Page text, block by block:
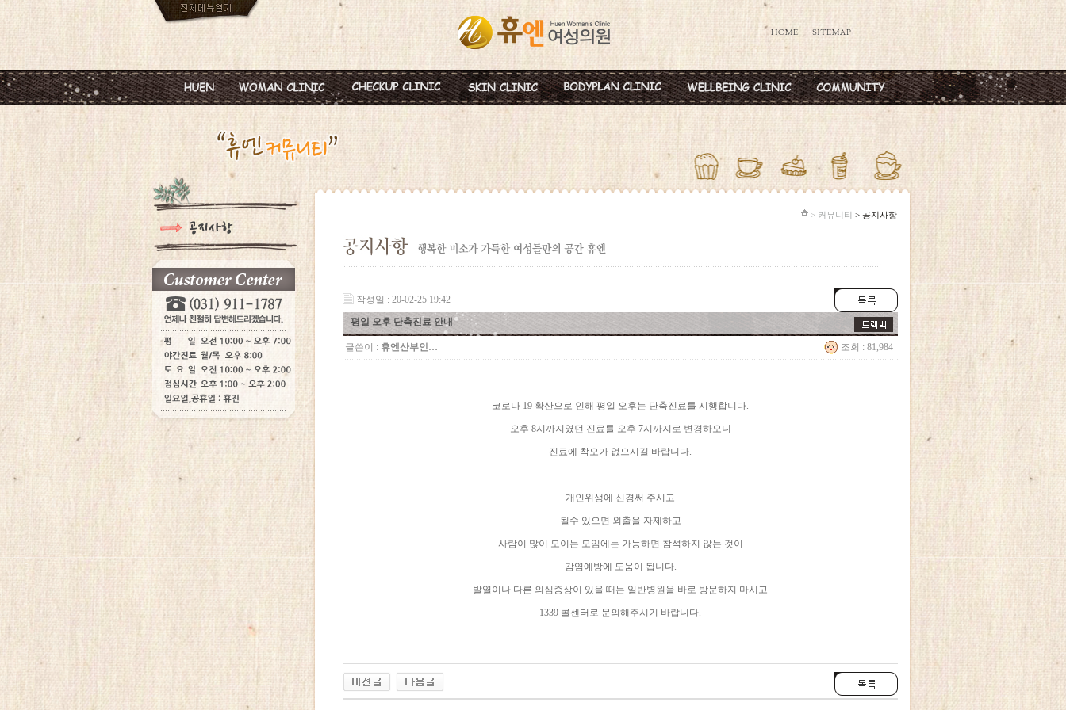
진료안내
병원둘러보기
찾아오시는길
피임
월경이상
갱년기 및 폐경
여성성형
혈액종합검진
미혼여성검진
초기임신검진
레스틸렌
비만약물요법
지방분해주사
카복시테라피
신데렐라주사
비타민칵테일
백옥주사
태반·마늘주사
공지사항
> 커뮤니티 > 공지사항
작성일 : 20-02-25 19:42
평일 오후 단축진료 안내
글쓴이 : 휴엔산부인… 조회 : 81,984
코로나 19 확산으로 인해 평일 오후는 단축진료를 시행합니다.
오후 8시까지였던 진료를 오후 7시까지로 변경하오니
진료에 착오가 없으시길 바랍니다.
개인위생에 신경써 주시고
될수 있으면 외출을 자제하고
사람이 많이 모이는 모임에는 가능하면 참석하지 않는 것이
감염예방에 도움이 됩니다.
발열이나 다른 의심증상이 있을 때는 일반병원을 바로 방문하지 마시고
1339 콜센터로 문의해주시기 바랍니다.